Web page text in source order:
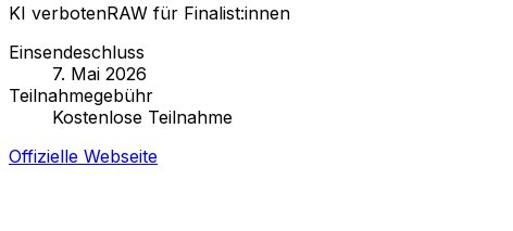
KI verbotenRAW für Finalist:innen
Einsendeschluss
7. Mai 2026
Teilnahmegebühr
Kostenlose Teilnahme
Offizielle Webseite